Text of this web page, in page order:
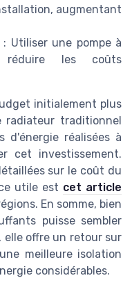
augmentant
Utiliser une pompe à
réduire les coûts
initialement plus
radiateur traditionnel
d'énergie réalisées à
cet investissement.
sur le coût du
utile est cet article
En somme, bien
puisse sembler
elle offre un retour sur
meilleure isolation
considérables.